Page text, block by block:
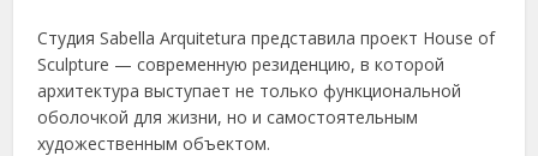
Студия Sabella Arquitetura представила проект House of
Sculpture — современную резиденцию, в которой
архитектура выступает не только функциональной
оболочкой для жизни, но и самостоятельным
художественным объектом.